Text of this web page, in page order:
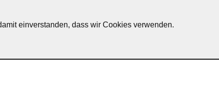
einverstanden, dass wir Cookies verwenden.